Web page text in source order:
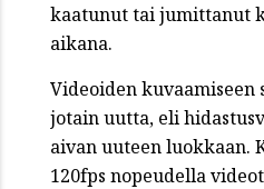
kaatunut tai jumittanut
aikana.
Videoiden kuvaamiseen
jotain uutta, eli
aivan uuteen luokkaan.
120fps nopeudella